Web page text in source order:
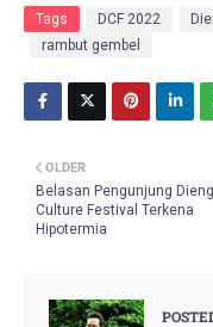
Tags DCF 2022
rambut gembel
OLDER
Belasan Pengunjung Dieng
Culture Festival Terkena
Hipotermia